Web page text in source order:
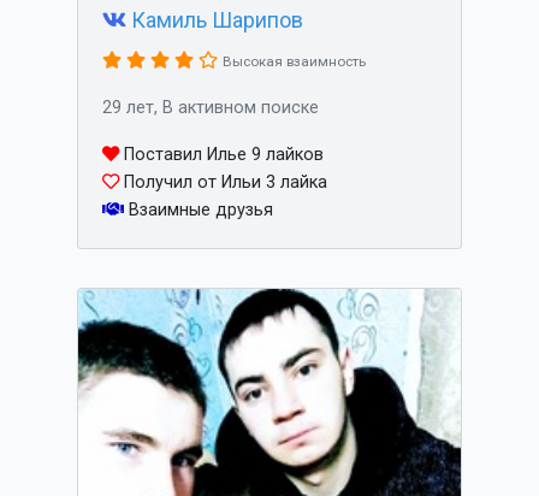
Камиль Шарипов
Высокая взаимность
29 лет, В активном поиске
Поставил Илье 9 лайков
Получил от Ильи 3 лайка
Взаимные друзья